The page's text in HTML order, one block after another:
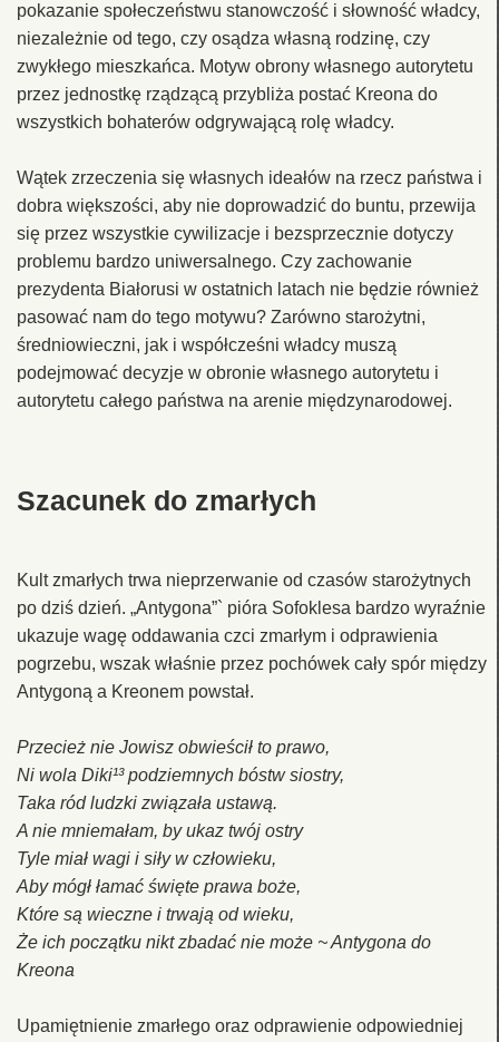
pokazanie społeczeństwu stanowczość i słowność władcy,
niezależnie od tego, czy osądza własną rodzinę, czy
zwykłego mieszkańca. Motyw obrony własnego autorytetu
przez jednostkę rządzącą przybliża postać Kreona do
wszystkich bohaterów odgrywającą rolę władcy.
Wątek zrzeczenia się własnych ideałów na rzecz państwa i
dobra większości, aby nie doprowadzić do buntu, przewija
się przez wszystkie cywilizacje i bezsprzecznie dotyczy
problemu bardzo uniwersalnego. Czy zachowanie
prezydenta Białorusi w ostatnich latach nie będzie również
pasować nam do tego motywu? Zarówno starożytni,
średniowieczni, jak i współcześni władcy muszą
podejmować decyzje w obronie własnego autorytetu i
autorytetu całego państwa na arenie międzynarodowej.
Szacunek do zmarłych
Kult zmarłych trwa nieprzerwanie od czasów starożytnych
po dziś dzień. „Antygona”` pióra Sofoklesa bardzo wyraźnie
ukazuje wagę oddawania czci zmarłym i odprawienia
pogrzebu, wszak właśnie przez pochówek cały spór między
Antygoną a Kreonem powstał.
Przecież nie Jowisz obwieścił to prawo,
Ni wola Diki¹³ poǳiemnych bóstw siostry,
Taka ród luǳki związała ustawą.
A nie mniemałam, by ukaz twój ostry
Tyle miał wagi i siły w człowieku,
Aby mógł łamać święte prawa boże,
Które są wieczne i trwają od wieku,
Że ich początku nikt zbadać nie może ~ Antygona do
Kreona
Upamiętnienie zmarłego oraz odprawienie odpowiedniej